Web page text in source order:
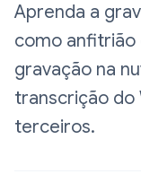
Aprenda a
como anfitrião
gravação na
transcrição do
terceiros.